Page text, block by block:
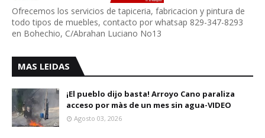
Ofrecemos los servicios de tapiceria, fabricacion y pintura de
todo tipos de muebles, contacto por whatsap 829-347-8293
en Bohechio, C/Abrahan Luciano No13
MAS LEIDAS
¡El pueblo dijo basta! Arroyo Cano paraliza
acceso por màs de un mes sin agua-VIDEO
Agosto 03, 2026